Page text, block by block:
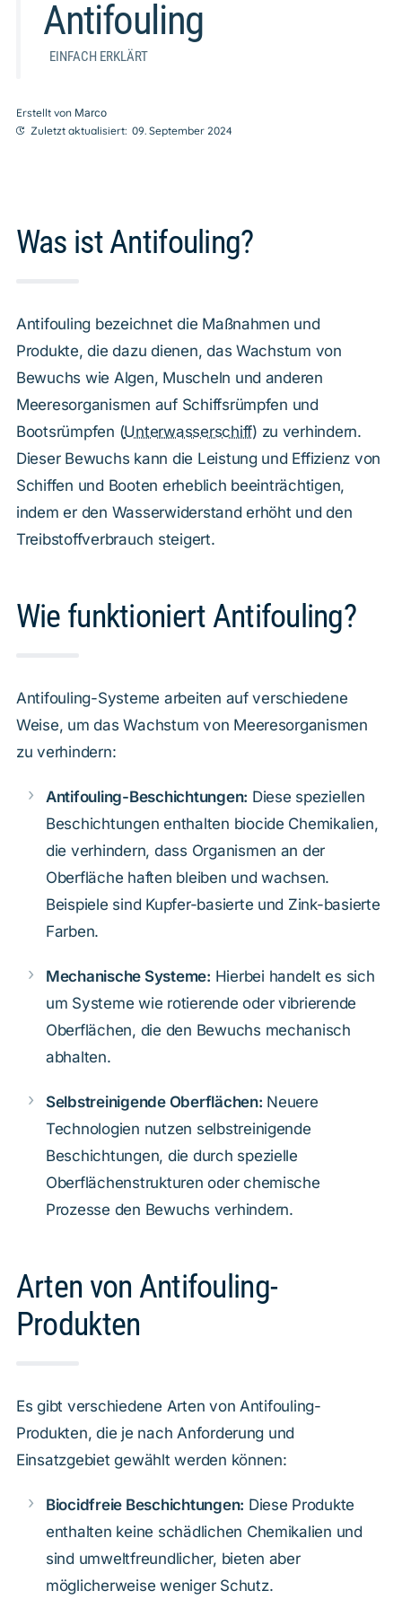
Antifouling
EINFACH ERKLÄRT
Erstellt von Marco
Zuletzt aktualisiert: 09. September 2024
Was ist Antifouling?
Antifouling bezeichnet die Maßnahmen und
Produkte, die dazu dienen, das Wachstum von
Bewuchs wie Algen, Muscheln und anderen
Meeresorganismen auf Schiffsrümpfen und
Bootsrümpfen (Unterwasserschiff) zu verhindern.
Dieser Bewuchs kann die Leistung und Effizienz von
Schiffen und Booten erheblich beeinträchtigen,
indem er den Wasserwiderstand erhöht und den
Treibstoffverbrauch steigert.
Wie funktioniert Antifouling?
Antifouling-Systeme arbeiten auf verschiedene
Weise, um das Wachstum von Meeresorganismen
zu verhindern:
Antifouling-Beschichtungen: Diese speziellen
Beschichtungen enthalten biocide Chemikalien,
die verhindern, dass Organismen an der
Oberfläche haften bleiben und wachsen.
Beispiele sind Kupfer-basierte und Zink-basierte
Farben.
Mechanische Systeme: Hierbei handelt es sich
um Systeme wie rotierende oder vibrierende
Oberflächen, die den Bewuchs mechanisch
abhalten.
Selbstreinigende Oberflächen: Neuere
Technologien nutzen selbstreinigende
Beschichtungen, die durch spezielle
Oberflächenstrukturen oder chemische
Prozesse den Bewuchs verhindern.
Arten von Antifouling-
Produkten
Es gibt verschiedene Arten von Antifouling-
Produkten, die je nach Anforderung und
Einsatzgebiet gewählt werden können:
Biocidfreie Beschichtungen: Diese Produkte
enthalten keine schädlichen Chemikalien und
sind umweltfreundlicher, bieten aber
möglicherweise weniger Schutz.